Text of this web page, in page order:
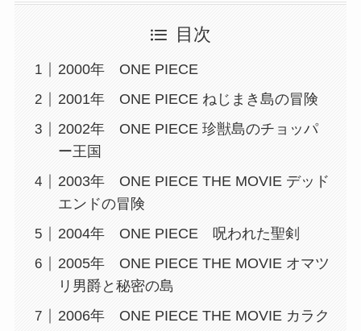
目次
2000年 ONE PIECE
2001年 ONE PIECE ねじまき島の冒険
2002年 ONE PIECE 珍獣島のチョッパ
ー王国
2003年 ONE PIECE THE MOVIE デッド
エンドの冒険
2004年 ONE PIECE 呪われた聖剣
2005年 ONE PIECE THE MOVIE オマツ
リ男爵と秘密の島
2006年 ONE PIECE THE MOVIE カラク